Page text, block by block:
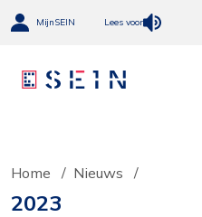
MijnSEIN Lees voor
Home Nieuws
2023